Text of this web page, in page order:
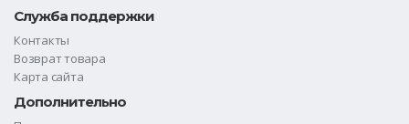
Служба поддержки
Контакты
Возврат товара
Карта сайта
Дополнительно